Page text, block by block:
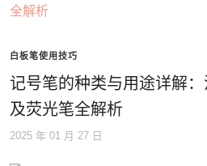
白板笔使用技巧
记号笔的种类与用途详解
及荧光笔全解析
2025 年 01 月 27 日